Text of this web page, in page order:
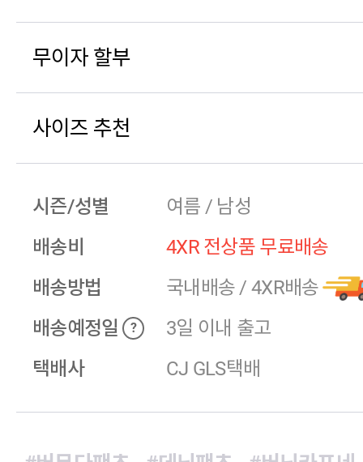
무이자 할부
사이즈 추천
시즌/성별
여름 / 남성
배송비
4XR 전상품 무료배송
배송방법
국내배송 / 4XR배송
배송예정일
?
3일 이내 출고
택배사
CJ GLS택배